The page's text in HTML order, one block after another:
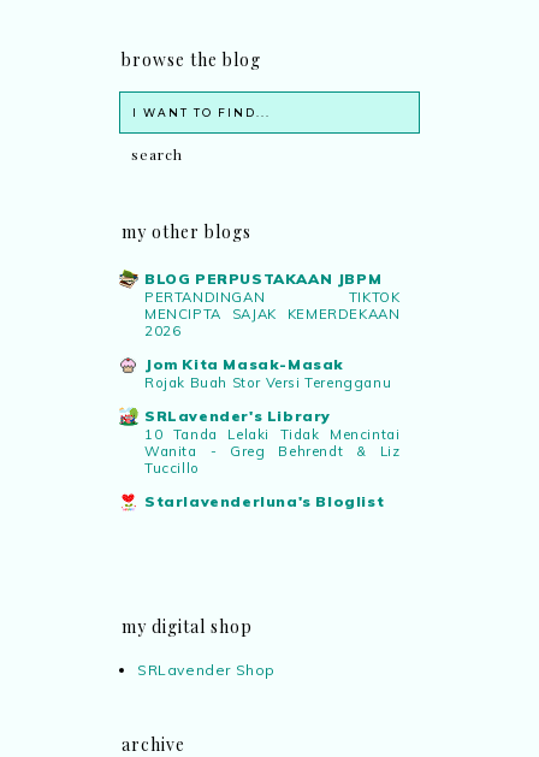
browse the blog
my other blogs
BLOG PERPUSTAKAAN JBPM
PERTANDINGAN TIKTOK
MENCIPTA SAJAK KEMERDEKAAN
2026
Jom Kita Masak-Masak
Rojak Buah Stor Versi Terengganu
SRLavender's Library
10 Tanda Lelaki Tidak Mencintai
Wanita - Greg Behrendt & Liz
Tuccillo
Starlavenderluna's Bloglist
my digital shop
SRLavender Shop
archive